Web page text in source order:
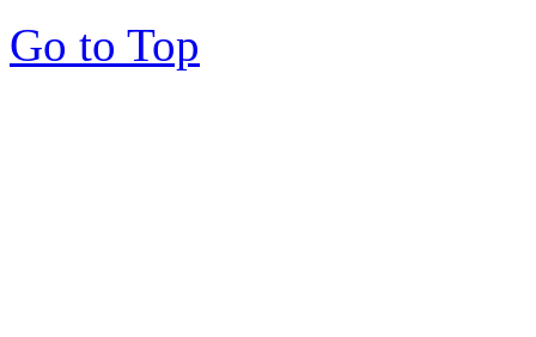
Go to Top